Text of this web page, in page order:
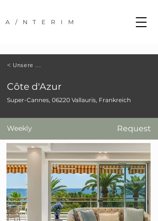
A/NTERIM
Côte d'Azur
Super-Cannes, 06220 Vallauris, Frankreich
Weekly Request